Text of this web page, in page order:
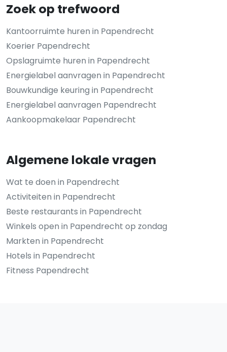
Zoek op trefwoord
Kantoorruimte huren in Papendrecht
Koerier Papendrecht
Opslagruimte huren in Papendrecht
Energielabel aanvragen in Papendrecht
Bouwkundige keuring in Papendrecht
Energielabel aanvragen Papendrecht
Aankoopmakelaar Papendrecht
Algemene lokale vragen
Wat te doen in Papendrecht
Activiteiten in Papendrecht
Beste restaurants in Papendrecht
Winkels open in Papendrecht op zondag
Markten in Papendrecht
Hotels in Papendrecht
Fitness Papendrecht